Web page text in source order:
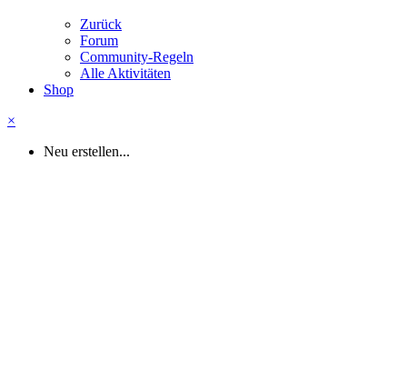
Zurück
Forum
Community-Regeln
Alle Aktivitäten
Shop
×
Neu erstellen...